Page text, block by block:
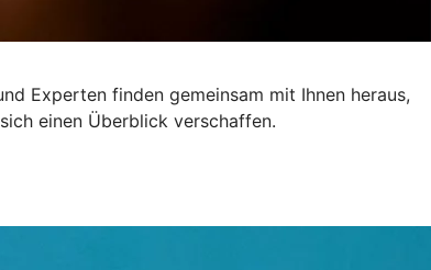
Experten finden gemeinsam mit Ihnen heraus,
einen Überblick verschaffen.